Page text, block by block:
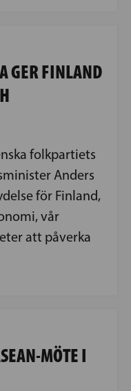
GER FINLAND
folkpartiets
Anders
för Finland,
vår
att påverka
MÖTE I